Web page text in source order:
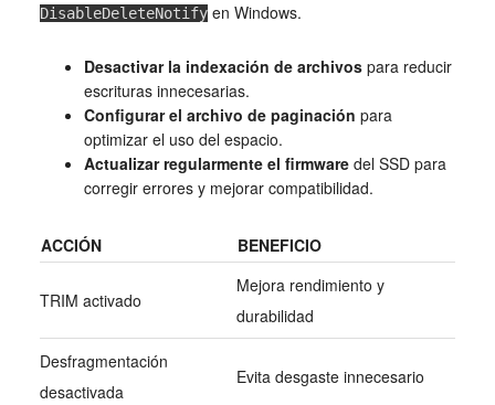
DisableDeleteNotifyen Windows.
Desactivar la indexación de archivospara reducir
escrituras innecesarias.
Configurar el archivo de paginación para
optimizar el uso del espacio.
Actualizar regularmente el firmwaredel SSD para
corregir errores y mejorar compatibilidad.
ACCIÓN BENEFICIO
TRIM activado
Mejora rendimiento y
durabilidad
Desfragmentación
desactivada
Evita desgaste innecesario